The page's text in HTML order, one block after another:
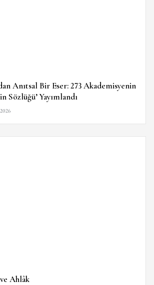
Anıtsal Bir Eser: 273 Akademisyenin
Sözlüğü’ Yayımlandı
Ahlâk